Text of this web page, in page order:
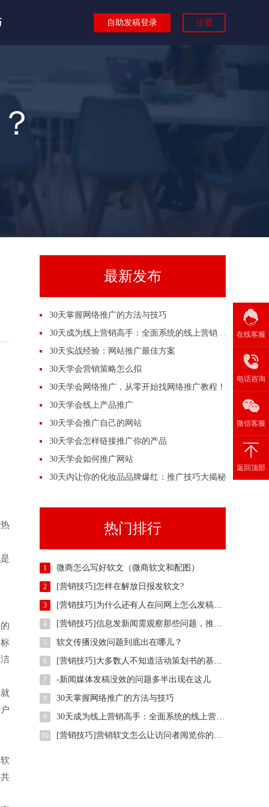
自助发稿登录 注册
最新发布
30天掌握网络推广的方法与技巧
30天成为线上营销高手：全面系统的线上营销培训
30天实战经验：网站推广最佳方案
30天学会营销策略怎么拟
30天学会网络推广，从零开始找网络推广教程！
30天学会线上产品推广
30天学会推广自己的网站
30天学会怎样链接推广你的产品
30天学会如何推广网站
30天内让你的化妆品品牌爆红：推广技巧大揭秘
热门排行
1 微商怎么写好软文（微商软文和配图）
2 [营销技巧]怎样在解放日报发软文?
3 [营销技巧]为什么还有人在问网上怎么发稿？用智慧软文
4 [营销技巧]信息发新闻需观察那些问题，推广方法有那些？
5 软文传播没效问题到底出在哪儿？
6 [营销技巧]大多数人不知道活动策划书的基本样式是什么,我们一起了解下
7 -新闻媒体发稿没效的问题多半出现在这儿
8 30天掌握网络推广的方法与技巧
9 30天成为线上营销高手：全面系统的线上营销培训
10 [营销技巧]营销软文怎么让访问者阅览你的整篇文案
在线客服
电话咨询
微信客服
返回顶部